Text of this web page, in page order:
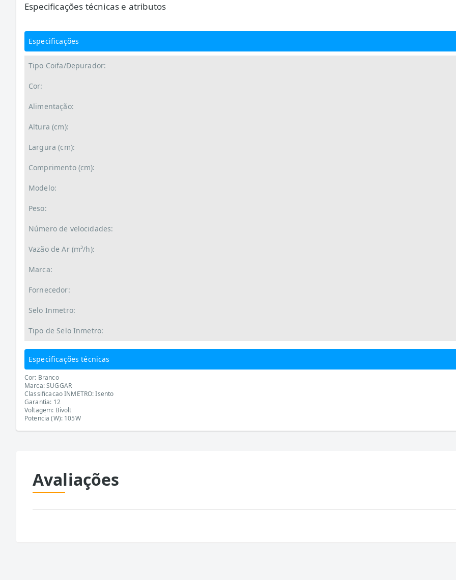
Especificações técnicas e atributos
Especificações
Tipo Coifa/Depurador:
Cor:
Alimentação:
Altura (cm):
Largura (cm):
Comprimento (cm):
Modelo:
Peso:
Número de velocidades:
Vazão de Ar (m³/h):
Marca:
Fornecedor:
Selo Inmetro:
Tipo de Selo Inmetro:
Especificações técnicas
Cor: Branco
Marca: SUGGAR
Classificacao INMETRO: Isento
Garantia: 12
Voltagem: Bivolt
Potencia (W): 105W
Avaliações